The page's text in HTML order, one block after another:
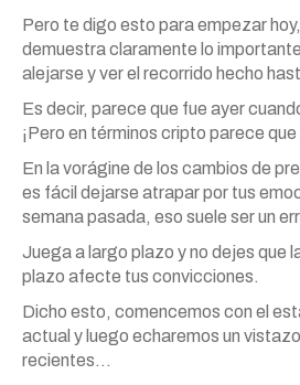
Pero te digo esto para empezar
demuestra claramente lo
alejarse y ver el recorrido hecho
Es decir, parece que fue ayer
¡Pero en términos cripto parece
En la vorágine de los cambios de
es fácil dejarse atrapar por tus
semana pasada, eso suele ser un
Juega a largo plazo y no dejes que
plazo afecte tus convicciones.
Dicho esto, comencemos con el
actual y luego echaremos un
recientes…